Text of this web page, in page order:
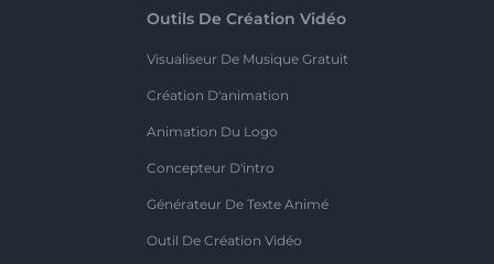
Outils De Création Vidéo
Visualiseur De Musique Gratuit
Création D'animation
Animation Du Logo
Concepteur D'intro
Générateur De Texte Animé
Outil De Création Vidéo